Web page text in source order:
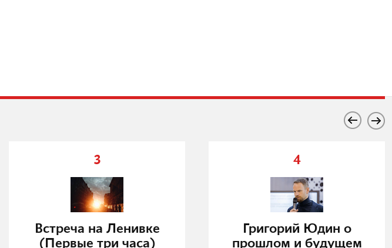
3
Встреча на Ленивке
(Первые три часа)
4
Григорий Юдин о
прошлом и будущем